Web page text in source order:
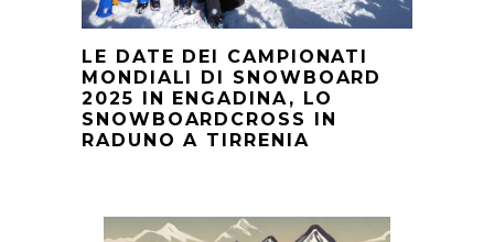
LE DATE DEI CAMPIONATI
MONDIALI DI SNOWBOARD
2025 IN ENGADINA, LO
SNOWBOARDCROSS IN
RADUNO A TIRRENIA